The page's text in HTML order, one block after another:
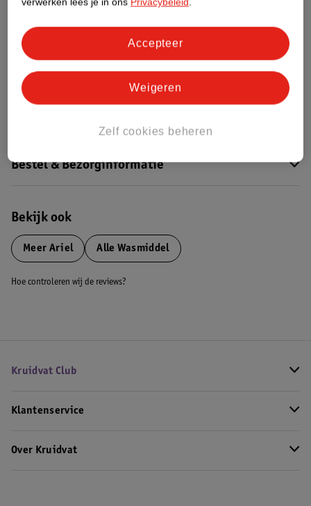
Nature Impact Score
Dit product heeft (nog) geen Nature
Impact Score.
Bestel & Bezorginformatie
Bekijk ook
Meer Ariel Alle Wasmiddel
Hoe controleren wij de reviews?
Kruidvat Club
Klantenservice
Over Kruidvat
Zelf cookies beheren
Weigeren
Accepteer